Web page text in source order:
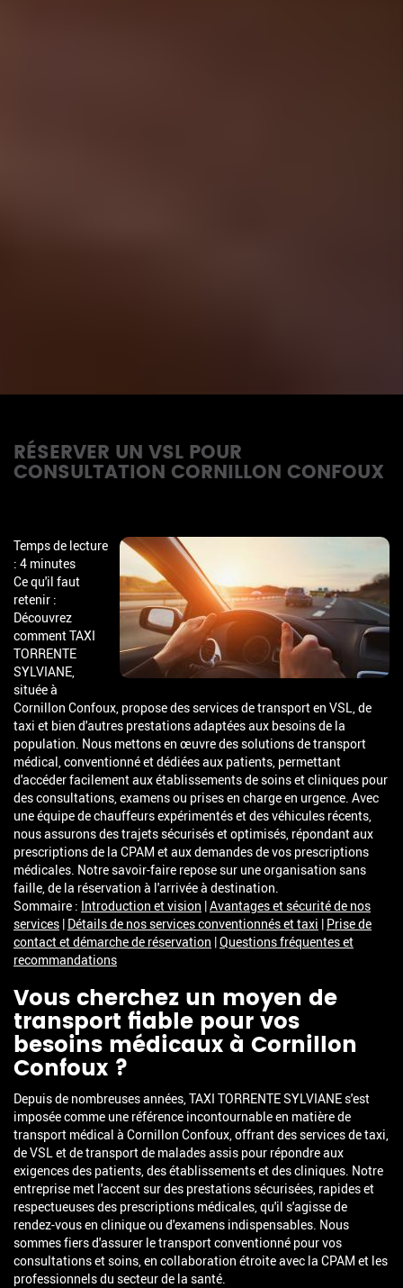
RÉSERVER UN VSL POUR
CONSULTATION CORNILLON CONFOUX
Temps de lecture
: 4 minutes
Ce qu'il faut
retenir :
Découvrez
comment TAXI
TORRENTE
SYLVIANE,
située à
Cornillon Confoux, propose des services de transport en VSL, de
taxi et bien d'autres prestations adaptées aux besoins de la
population. Nous mettons en œuvre des solutions de transport
médical, conventionné et dédiées aux patients, permettant
d'accéder facilement aux établissements de soins et cliniques pour
des consultations, examens ou prises en charge en urgence. Avec
une équipe de chauffeurs expérimentés et des véhicules récents,
nous assurons des trajets sécurisés et optimisés, répondant aux
prescriptions de la CPAM et aux demandes de vos prescriptions
médicales. Notre savoir-faire repose sur une organisation sans
faille, de la réservation à l'arrivée à destination.
Sommaire : Introduction et vision |Avantages et sécurité de nos
services | Détails de nos services conventionnés et taxi | Prise de
contact et démarche de réservation |Questions fréquentes et
recommandations
Vous cherchez un moyen de
transport fiable pour vos
besoins médicaux à Cornillon
Confoux ?
Depuis de nombreuses années, TAXI TORRENTE SYLVIANE s'est
imposée comme une référence incontournable en matière de
transport médical à Cornillon Confoux, offrant des services de taxi,
de VSL et de transport de malades assis pour répondre aux
exigences des patients, des établissements et des cliniques. Notre
entreprise met l'accent sur des prestations sécurisées, rapides et
respectueuses des prescriptions médicales, qu'il s'agisse de
rendez-vous en clinique ou d'examens indispensables. Nous
sommes fiers d'assurer le transport conventionné pour vos
consultations et soins, en collaboration étroite avec la CPAM et les
professionnels du secteur de la santé.